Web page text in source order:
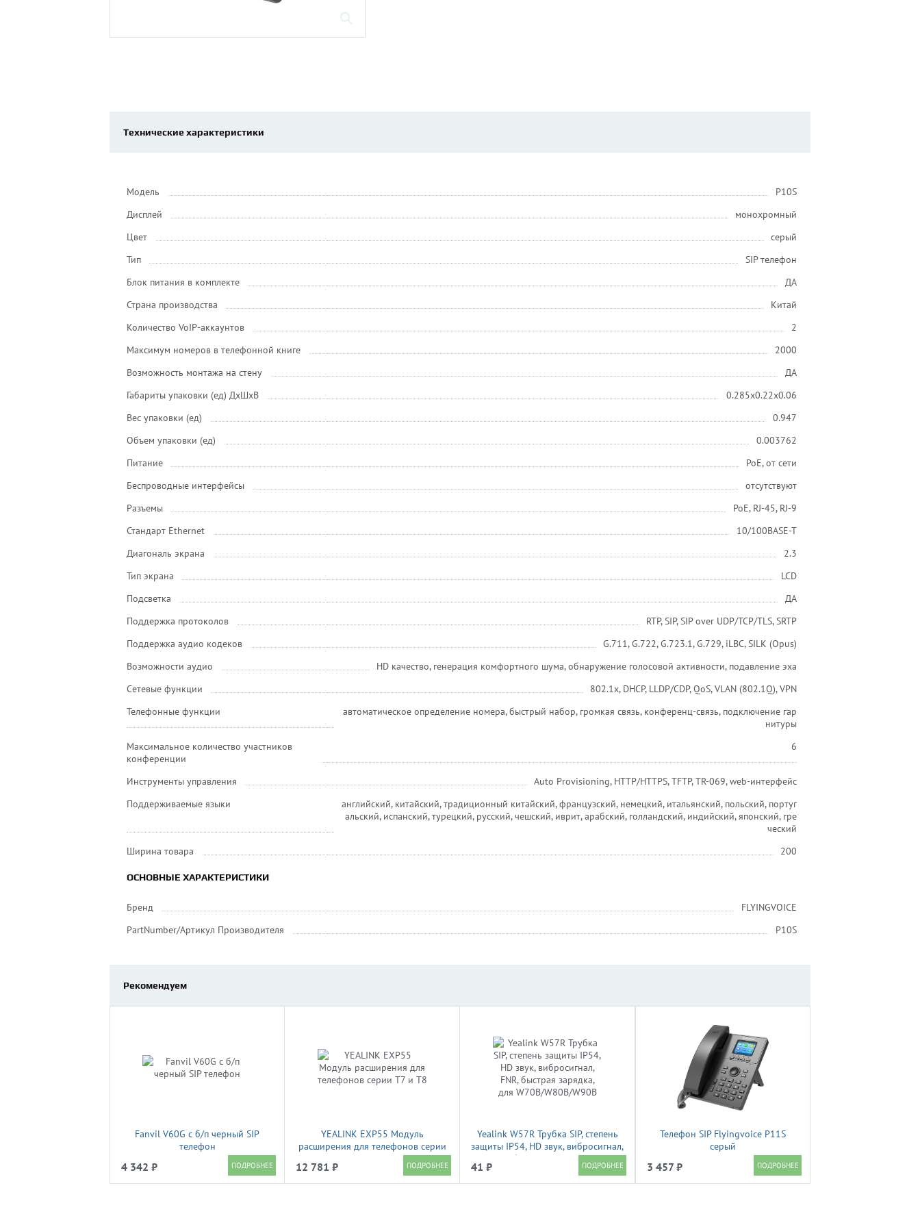
Технические характеристики
Модель
P10S
Дисплей
монохромный
Цвет
серый
Тип
SIP телефон
Блок питания в комплекте
ДА
Страна производства
Китай
Количество VoIP-аккаунтов
2
Максимум номеров в телефонной книге
2000
Возможность монтажа на стену
ДА
Габариты упаковки (ед) ДхШхВ
0.285x0.22x0.06
Вес упаковки (ед)
0.947
Объем упаковки (ед)
0.003762
Питание
PoE, от сети
Беспроводные интерфейсы
отсутствуют
Разъемы
PoE, RJ-45, RJ-9
Стандарт Ethernet
10/100BASE-T
Диагональ экрана
2.3
Тип экрана
LCD
Подсветка
ДА
Поддержка протоколов
RTP, SIP, SIP over UDP/TCP/TLS, SRTP
Поддержка аудио кодеков
G.711, G.722, G.723.1, G.729, iLBC, SILK (Opus)
Возможности аудио
HD качество, генерация комфортного шума, обнаружение голосовой активности, подавление эха
Сетевые функции
802.1x, DHCP, LLDP/CDP, QoS, VLAN (802.1Q), VPN
Телефонные функции
автоматическое определение номера, быстрый набор, громкая связь, конференц-связь, подключение гар
нитуры
Максимальное количество участников
конференции
6
Инструменты управления
Auto Provisioning, HTTP/HTTPS, TFTP, TR-069, web-интерфейс
Поддерживаемые языки
английский, китайский, традиционный китайский, французский, немецкий, итальянский, польский, португ
альский, испанский, турецкий, русский, чешский, иврит, арабский, голландский, индийский, японский, гре
ческий
Ширина товара
200
ОСНОВНЫЕ ХАРАКТЕРИСТИКИ
Бренд
FLYINGVOICE
PartNumber/Артикул Производителя
P10S
Рекомендуем
Fanvil V60G c б/п черный SIP
телефон
4 342 ₽
YEALINK EXP55 Модуль
расширения для телефонов серии
12 781 ₽
Yealink W57R Трубка SIP, степень
защиты IP54, HD звук, вибросигнал,
FNR, быстрая зарядка, для
W70B/W80B/W90B
41 ₽
Телефон SIP Flyingvoice P11S
серый
3 457 ₽